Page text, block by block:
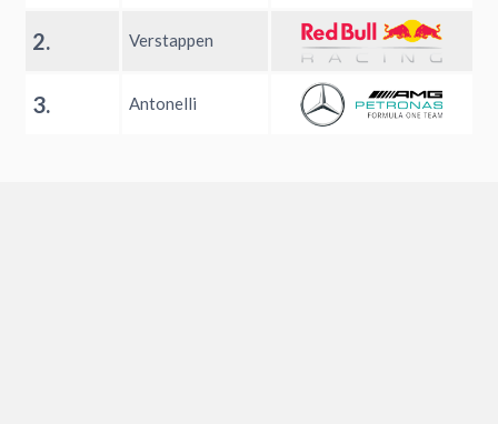
2. Verstappen
3. Antonelli